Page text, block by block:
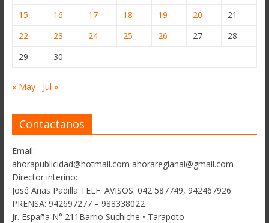
15
16 17 18 19 20
21
22
23 24 25 26 27
28
29
30
« May Jul »
Contactanos
Email:
ahorapublicidad@hotmail.com ahoraregianal@gmail.com
Director interino:
José Arias Padilla TELF. AVISOS. 042 587749, 942467926
PRENSA: 942697277 – 988338022
Jr. España N° 211Barrio Suchiche • Tarapoto